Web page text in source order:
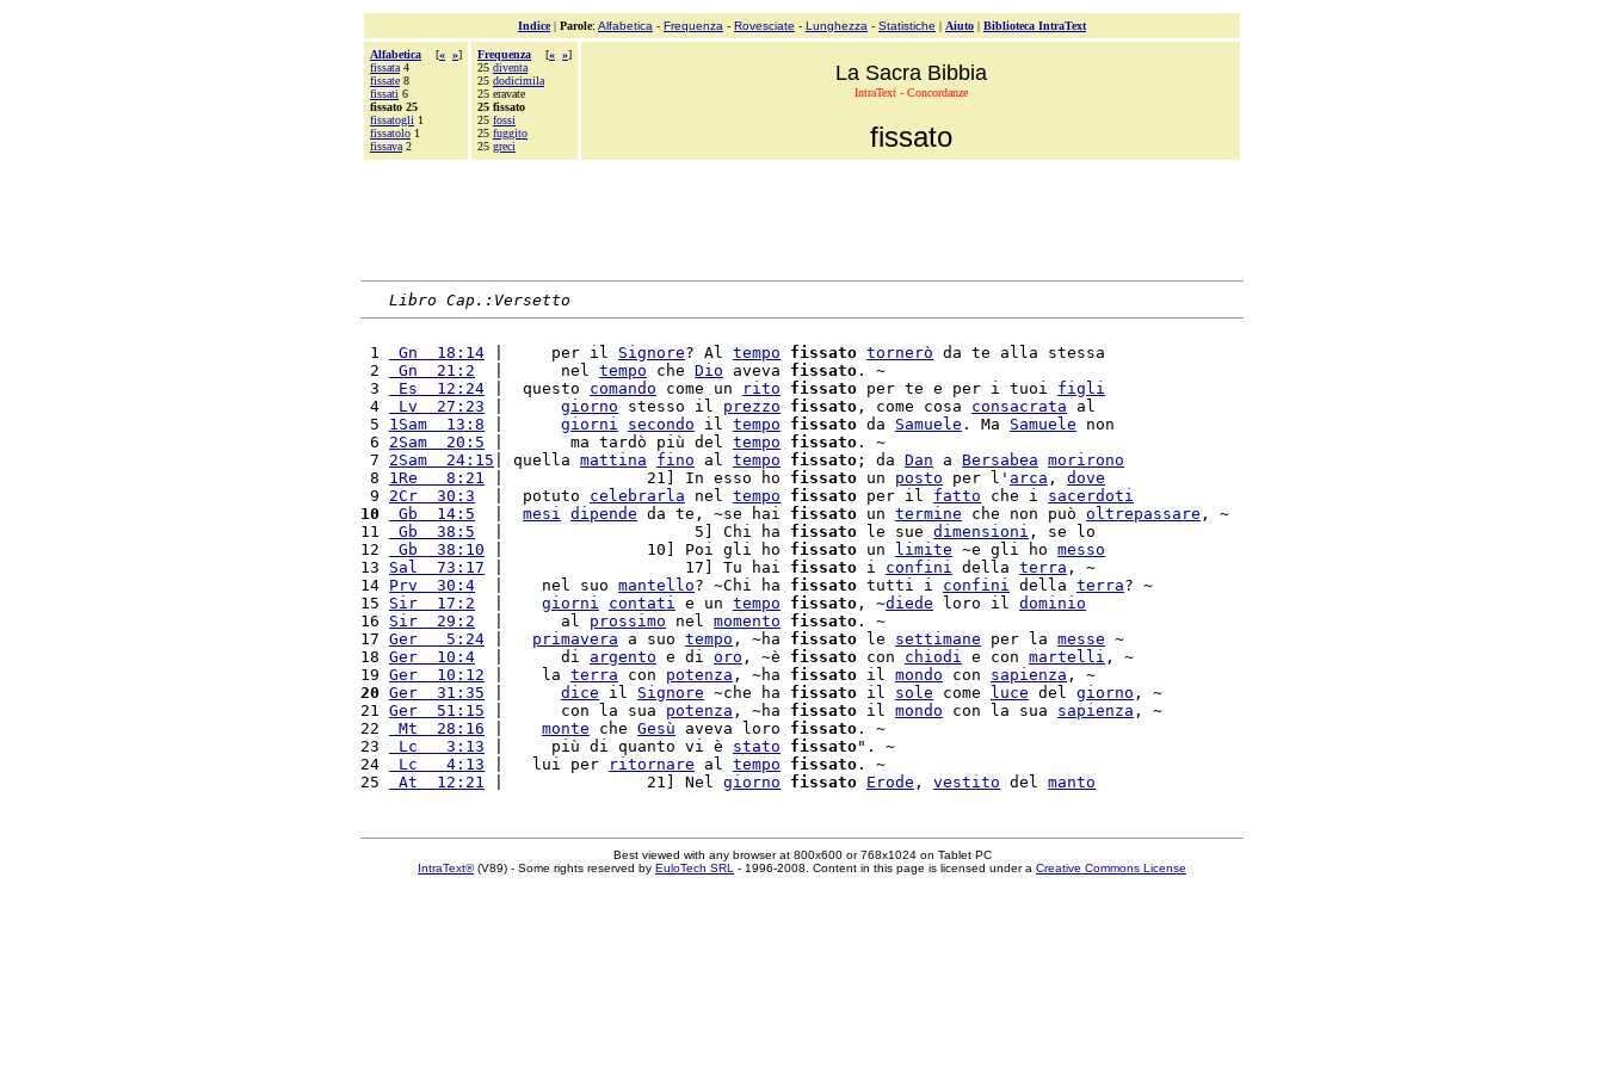
Indice| Parole: Alfabetica - Frequenza - Rovesciate - Lunghezza - Statistiche | Aiuto | Biblioteca IntraText
Alfabetica [« »]
fissata 4
fissate 8
fissati 6
fissato 25
fissatogli 1
fissatolo 1
fissava 2
Frequenza [« »]
25 diventa
25 dodicimila
25 eravate
25 fissato
25 fossi
25 fuggito
25 greci
La Sacra Bibbia
IntraText - Concordanze
fissato
Libro Cap.:Versetto
1 Gn  18:14 |     per il Signore? Al tempo fissato tornerò da te alla stessa
2
Gn  21:2
  |      nel
tempo che Dio aveva fissato . ~
3
Es  12:24 |  questo comando come un rito fissato per te e per i tuoi figli
4
Lv  27:23 giorno stesso il prezzo fissato , come cosa consacrata al
5 1Sam  13:8 giorni secondo il tempo fissato da Samuele . Ma Samuele non
6 2Sam  20:5 |       ma tardò più del tempo fissato . ~
7 2Sam  24:15 | quella mattina fino al tempo fissato ; da Dan a Bersabea morirono
8 1Re   8:21 |               21] In esso ho fissato un posto per l' arca , dove
9 2Cr  30:3
  |  potuto
celebrarla nel tempo fissato per il fatto che i sacerdoti
10
Gb  14:5 mesi dipende da te, ~se hai fissato un termine che non può oltrepassare , ~
11
Gb  38:5
  |                    5] Chi ha
fissato le sue dimensioni , se lo
12
Gb  38:10 |               10] Poi gli ho fissato un limite ~e gli ho messo
13 Sal  73:17 |                   17] Tu hai fissato i confini della terra , ~
14 Prv  30:4
  |    nel suo
mantello? ~Chi ha fissato tutti i confini della terra? ~
15 Sir  17:2 giorni contati e un tempo fissato , ~diede loro il dominio
16 Sir  29:2
  |      al
prossimo nel momento fissato . ~
17 Ger   5:24 primavera a suo tempo , ~ha fissato le settimane per la messe ~
18 Ger  10:4
  |      di
argento e di oro , ~è fissato con chiodi e con martelli , ~
19 Ger  10:12 |    la terra con potenza , ~ha fissato il mondo con sapienza
20 Ger  31:35 dice il Signore ~che ha fissato il sole come luce del giorno , ~
21 Ger  51:15 |      con la sua potenza , ~ha fissato il mondo con la sua sapienza , ~
22
Mt  28:16 monte che Gesù aveva loro fissato . ~
23
Lc   3:13 |     più di quanto vi è stato fissato". ~
24
Lc   4:13 |   lui per ritornare al tempo fissato . ~
25
At  12:21 |               21] Nel giorno fissato Erode , vestito del manto
Best viewed with any browser at 800x600 or 768x1024 on Tablet PC
IntraText®(V89) - Some rights reserved by EuloTech SRL - 1996-2008. Content in this page is licensed under a Creative Commons License